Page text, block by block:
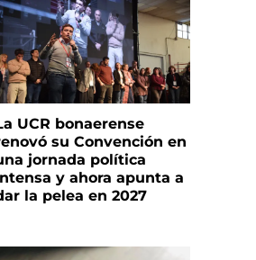
UCR bonaerense
su Convención en
jornada política
y ahora apunta a
la pelea en 2027